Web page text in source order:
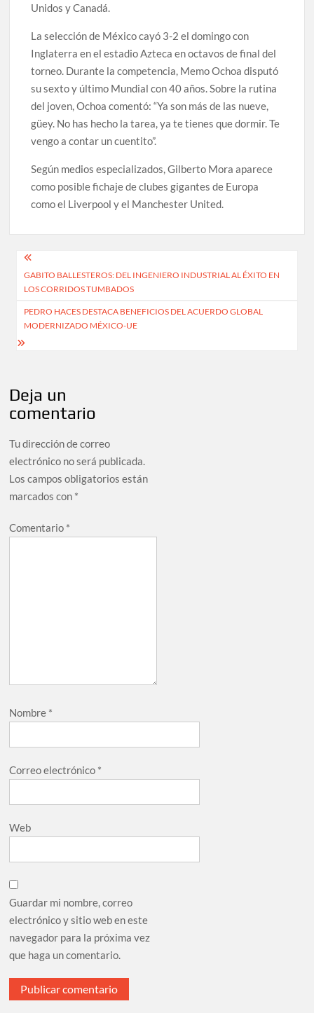
Unidos y Canadá.
La selección de México cayó 3-2 el domingo con
Inglaterra en el estadio Azteca en octavos de final del
torneo. Durante la competencia, Memo Ochoa disputó
su sexto y último Mundial con 40 años. Sobre la rutina
del joven, Ochoa comentó: “Ya son más de las nueve,
güey. No has hecho la tarea, ya te tienes que dormir. Te
vengo a contar un cuentito”.
Según medios especializados, Gilberto Mora aparece
como posible fichaje de clubes gigantes de Europa
como el Liverpool y el Manchester United.
Navegación
de
entradas
GABITO BALLESTEROS: DEL INGENIERO INDUSTRIAL AL ÉXITO EN
LOS CORRIDOS TUMBADOS
PEDRO HACES DESTACA BENEFICIOS DEL ACUERDO GLOBAL
MODERNIZADO MÉXICO-UE
Deja un
comentario
Tu dirección de correo
electrónico no será publicada.
Los campos obligatorios están
marcados con *
Comentario *
Nombre *
Correo electrónico *
Web
Guardar mi nombre, correo
electrónico y sitio web en este
navegador para la próxima vez
que haga un comentario.